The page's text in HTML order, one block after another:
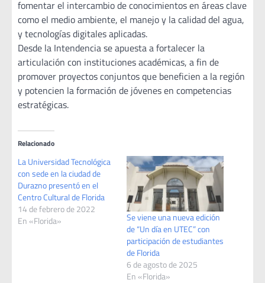
fomentar el intercambio de conocimientos en áreas clave
como el medio ambiente, el manejo y la calidad del agua,
y tecnologías digitales aplicadas.
Desde la Intendencia se apuesta a fortalecer la
articulación con instituciones académicas, a fin de
promover proyectos conjuntos que beneficien a la región
y potencien la formación de jóvenes en competencias
estratégicas.
Relacionado
La Universidad Tecnológica
con sede en la ciudad de
Durazno presentó en el
Centro Cultural de Florida
14 de febrero de 2022
En «Florida»
Se viene una nueva edición
de “Un día en UTEC” con
participación de estudiantes
de Florida
6 de agosto de 2025
En «Florida»